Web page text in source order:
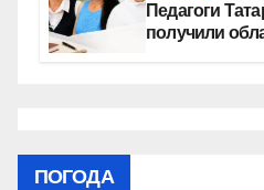
Педагоги
получили
ПОГОДА